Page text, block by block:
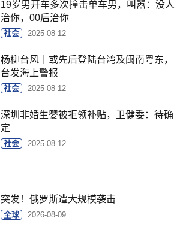
19岁男开车多次撞击单车男，叫嚣：没人
治你，00后治你
社会 2025-08-12
杨柳台风｜或先后登陆台湾及闽南粤东，
台发海上警报
社会 2025-08-12
深圳非婚生婴被拒领补贴，卫健委：待确
定
社会 2025-08-12
突发！俄罗斯遭大规模袭击
全球 2026-08-09